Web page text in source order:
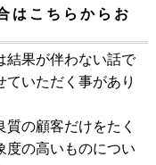
はこちらからお
結果が伴わない話で
いただく事があり
の顧客だけをたく
度の高いものについ